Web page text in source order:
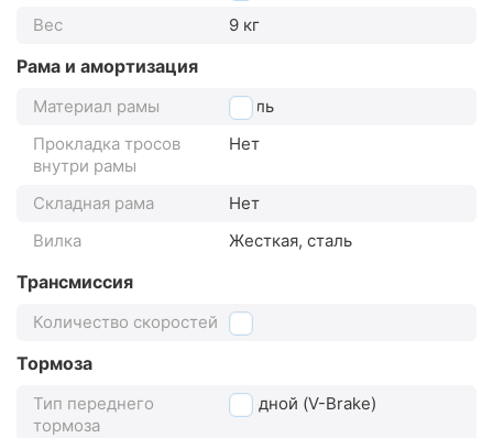
Вес
9 кг
Рама и амортизация
Материал рамы
сталь
Прокладка тросов
внутри рамы
Нет
Складная рама
Нет
Вилка
Жесткая, сталь
Трансмиссия
Количество скоростей 1
Тормоза
Тип переднего
тормоза
ободной (V-Brake)